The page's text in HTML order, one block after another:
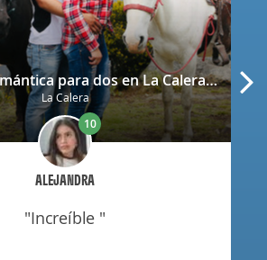
Cabalgata romántica para dos en La Calera con decoración
La Calera
ALEJANDRA
10
"increíble "